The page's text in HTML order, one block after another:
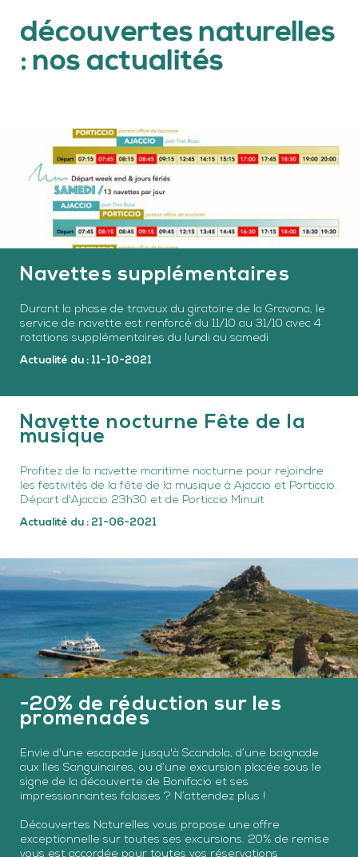
découvertes naturelles
: nos actualités
Navettes supplémentaires
Durant la phase de travaux du giratoire de la Gravona, le
service de navette est renforcé du 11/10 au 31/10 avec 4
rotations supplémentaires du lundi au samedi
Actualité du : 11-10-2021
Navette nocturne Fête de la
musique
Profitez de la navette maritime nocturne pour rejoindre
les festivités de la fête de la musique à Ajaccio et Porticcio.
Départ d'Ajaccio 23h30 et de Porticcio Minuit
Actualité du : 21-06-2021
-20% de réduction sur les
promenades
Envie d'une escapade jusqu'à Scandola, d’une baignade
aux Iles Sanguinaires, ou d’une excursion placée sous le
signe de la découverte de Bonifacio et ses
impressionnantes falaises ? N’attendez plus !
Découvertes Naturelles vous propose une offre
exceptionnelle sur toutes ses excursions. 20% de remise
vous est accordée pour toutes vos réservations